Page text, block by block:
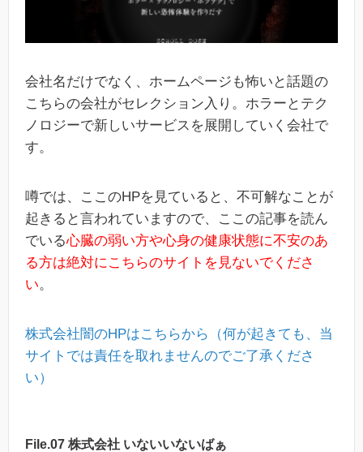
会社名だけでなく、ホームページも怖いと話題の
こちらの会社がセレクション入り。ホラーとテク
ノロジーで新しいサービスを展開していく会社で
す。
噂では、ここのHPを見ていると、不可解なことが
起きると言われていますので、ここの記事を読ん
でいる心臓の弱い方や心身の健康状態に不安のあ
る方は絶対にこちらのサイトを見ないでくださ
い。
株式会社闇のHPはこちらから（何が起きても、当
サイトでは責任を取れませんのでご了承くださ
い）
File.07 株式会社 いないいないばぁ